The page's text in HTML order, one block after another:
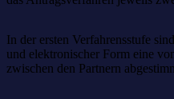
In der ersten Verfahrensstufe
und elektronischer Form eine
zwischen den Partnern